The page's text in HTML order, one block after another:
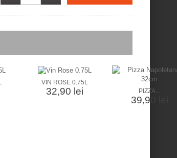
VIN ROSE 0.75L
32,90 lei PIZZA...
39,90 lei